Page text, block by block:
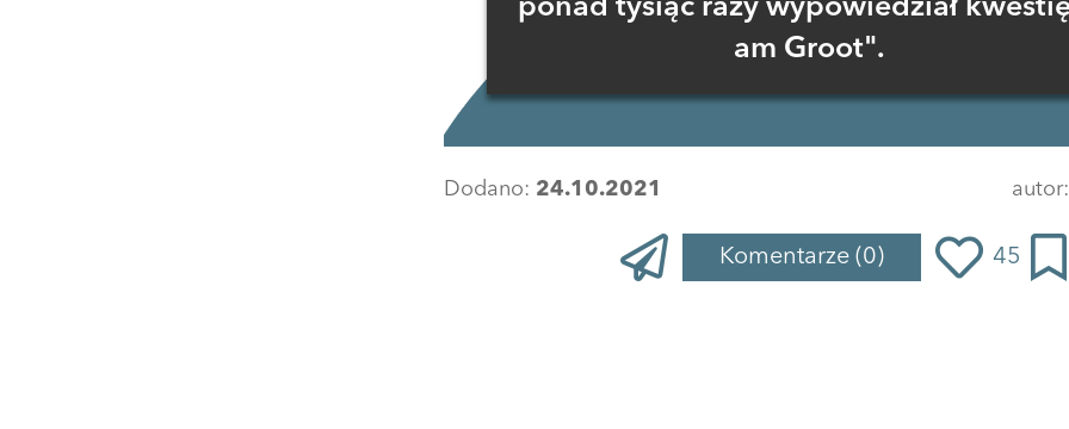
ponad tysiąc razy wypowiedział
am Groot".
Dodano: 24.10.2021
Komentarze (0) 45